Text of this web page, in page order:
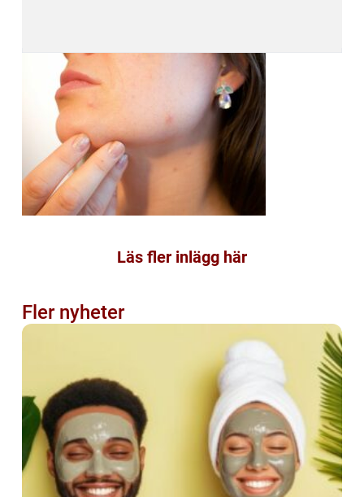
Läs fler inlägg här
Fler nyheter